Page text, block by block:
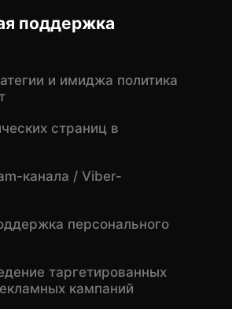
поддержка
и имиджа политика
страниц в
канала / Viber-
персонального
таргетированных
кампаний